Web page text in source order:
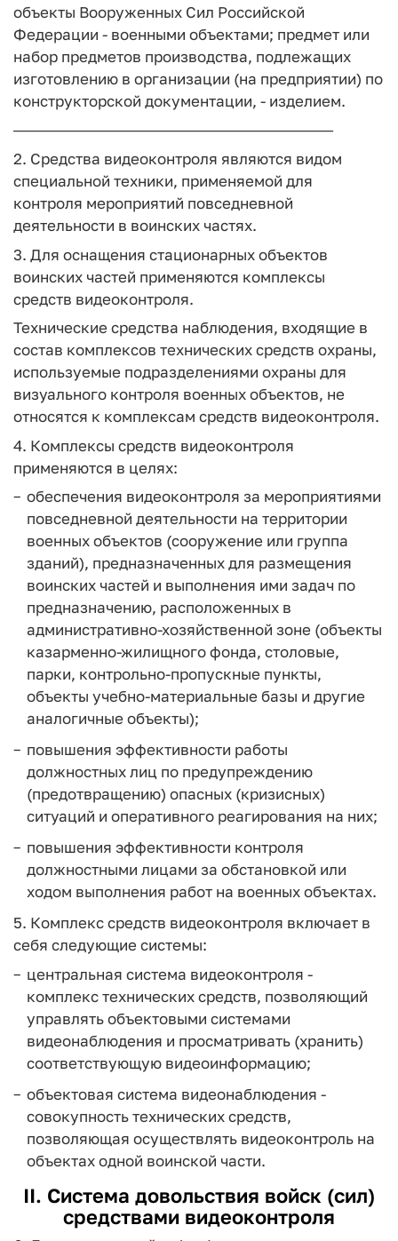
объекты Вооруженных Сил Российской
Федерации - военными объектами; предмет или
набор предметов производства, подлежащих
изготовлению в организации (на предприятии) по
конструкторской документации, - изделием.
──────────────────────────────
2. Средства видеоконтроля являются видом
специальной техники, применяемой для
контроля мероприятий повседневной
деятельности в воинских частях.
3. Для оснащения стационарных объектов
воинских частей применяются комплексы
средств видеоконтроля.
Технические средства наблюдения, входящие в
состав комплексов технических средств охраны,
используемые подразделениями охраны для
визуального контроля военных объектов, не
относятся к комплексам средств видеоконтроля.
4. Комплексы средств видеоконтроля
применяются в целях:
обеспечения видеоконтроля за мероприятиями
повседневной деятельности на территории
военных объектов (сооружение или группа
зданий), предназначенных для размещения
воинских частей и выполнения ими задач по
предназначению, расположенных в
административно-хозяйственной зоне (объекты
казарменно-жилищного фонда, столовые,
парки, контрольно-пропускные пункты,
объекты учебно-материальные базы и другие
аналогичные объекты);
повышения эффективности работы
должностных лиц по предупреждению
(предотвращению) опасных (кризисных)
ситуаций и оперативного реагирования на них;
повышения эффективности контроля
должностными лицами за обстановкой или
ходом выполнения работ на военных объектах.
5. Комплекс средств видеоконтроля включает в
себя следующие системы:
центральная система видеоконтроля -
комплекс технических средств, позволяющий
управлять объектовыми системами
видеонаблюдения и просматривать (хранить)
соответствующую видеоинформацию;
объектовая система видеонаблюдения -
совокупность технических средств,
позволяющая осуществлять видеоконтроль на
объектах одной воинской части.
II. Система довольствия войск (сил)
средствами видеоконтроля